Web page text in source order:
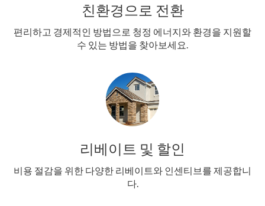
친환경으로 전환
편리하고 경제적인 방법으로 청정 에너지와 환경을 지원할
수 있는 방법을 찾아보세요.
리베이트 및 할인
비용 절감을 위한 다양한 리베이트와 인센티브를 제공합니
다.